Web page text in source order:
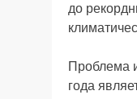
до
Проблема
года